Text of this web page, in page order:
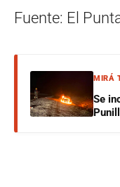
Fuente: El
MIRÁ
Se